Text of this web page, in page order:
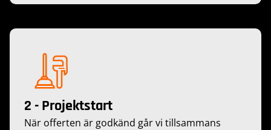
2 - Projektstart
När offerten är godkänd går vi tillsammans